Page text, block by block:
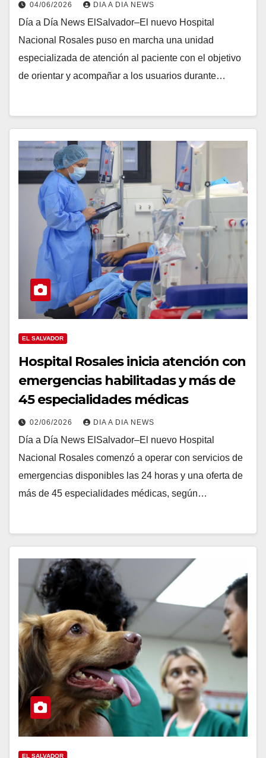
04/06/2026 DIA A DIA NEWS
Día a Día News ElSalvador–El nuevo Hospital
Nacional Rosales puso en marcha una unidad
especializada de atención al paciente con el objetivo
de orientar y acompañar a los usuarios durante…
EL SALVADOR
Hospital Rosales inicia atención con
emergencias habilitadas y más de
45 especialidades médicas
02/06/2026 DIA A DIA NEWS
Día a Día News ElSalvador–El nuevo Hospital
Nacional Rosales comenzó a operar con servicios de
emergencias disponibles las 24 horas y una oferta de
más de 45 especialidades médicas, según…
EL SALVADOR